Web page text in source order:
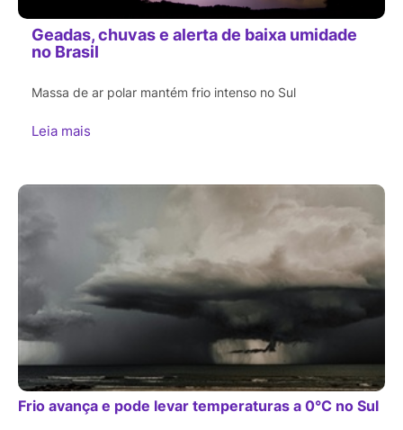
Geadas, chuvas e alerta de baixa umidade
no Brasil
Massa de ar polar mantém frio intenso no Sul
Leia mais
Frio avança e pode levar temperaturas a 0°C no Sul